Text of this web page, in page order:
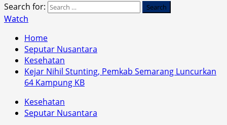
Search for:
Watch
Home
Seputar Nusantara
Kesehatan
Kejar Nihil Stunting, Pemkab Semarang Luncurkan
64 Kampung KB
Kesehatan
Seputar Nusantara